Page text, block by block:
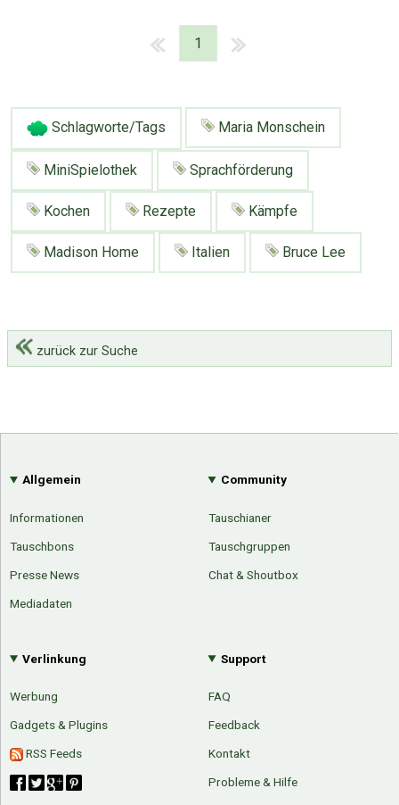
1
Schlagworte/Tags Maria Monschein
MiniSpielothek Sprachförderung
Kochen Rezepte Kämpfe
Madison Home Italien Bruce Lee
zurück zur Suche
Allgemein
Informationen
Tauschbons
Presse News
Mediadaten
Community
Tauschianer
Tauschgruppen
Chat & Shoutbox
Verlinkung
Werbung
Gadgets & Plugins
RSS Feeds
Support
FAQ
Feedback
Kontakt
Probleme & Hilfe